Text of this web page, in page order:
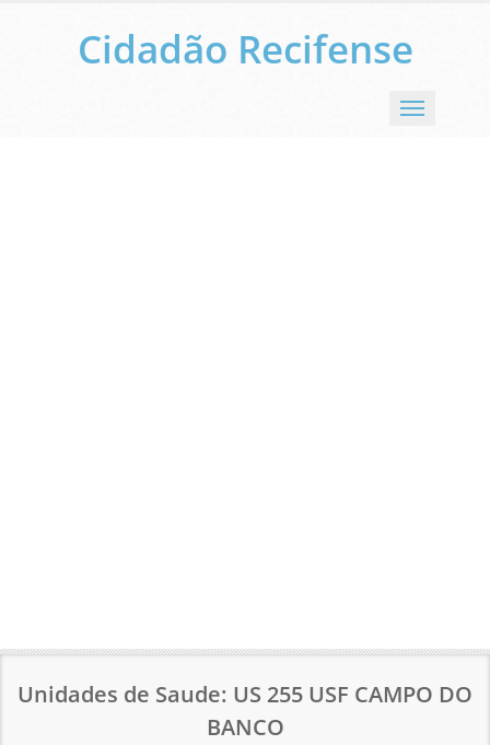
Cidadão Recifense
Menu
Unidades de Saude: US 255 USF CAMPO DO
BANCO